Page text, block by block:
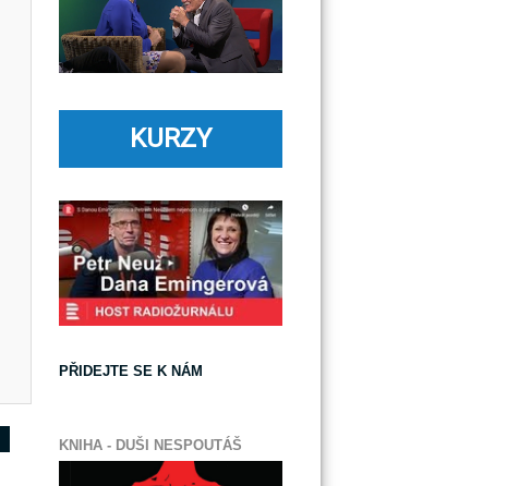
KURZY
PŘIDEJTE SE K NÁM
KNIHA - DUŠI NESPOUTÁŠ